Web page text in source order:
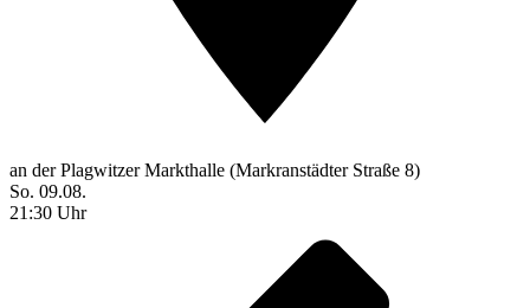
an der Plagwitzer Markthalle (Markranstädter Straße 8)
So. 09.08.
21:30 Uhr